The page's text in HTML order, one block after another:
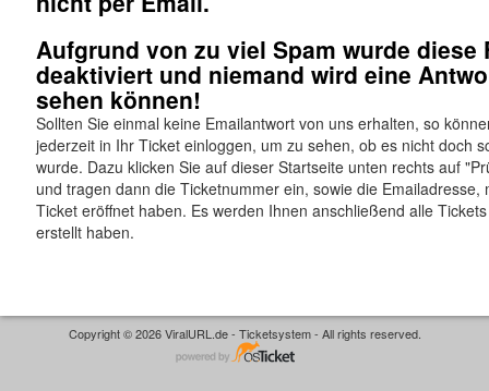
Aufgrund von zu viel Spam wurde diese
deaktiviert und niemand wird eine
sehen können!
Sollten Sie einmal keine Emailantwort von uns erhalten, so
jederzeit in Ihr Ticket einloggen, um zu sehen, ob es nicht doch
wurde. Dazu klicken Sie auf dieser Startseite unten rechts auf
und tragen dann die Ticketnummer ein, sowie die Emailadresse,
Ticket eröffnet haben. Es werden Ihnen anschließend alle
erstellt haben.
Copyright © 2026 ViralURL.de - Ticketsystem - All rights reserved.